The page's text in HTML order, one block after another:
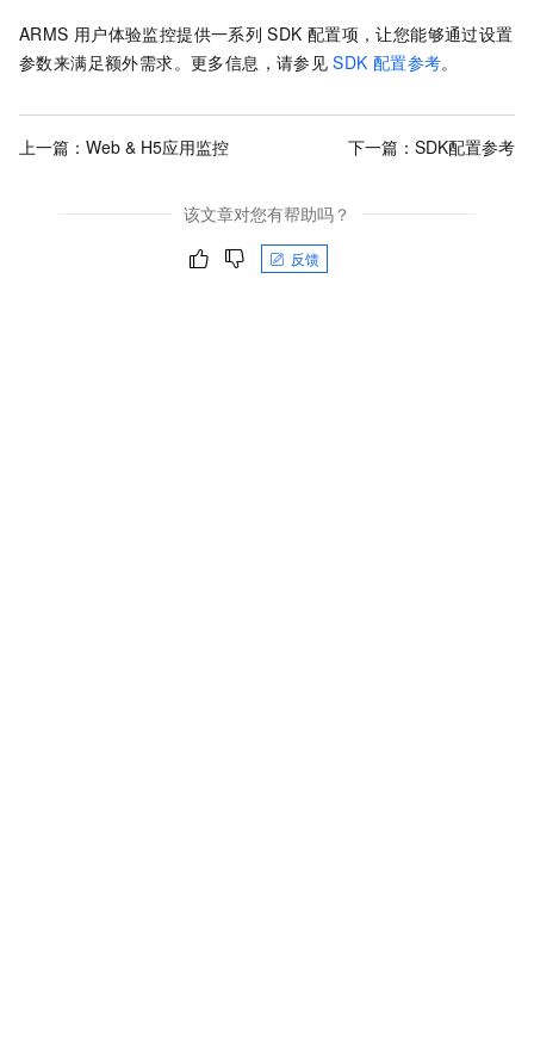
ARMS 用户体验监控提供一系列 SDK 配置项，让您能够通过设置
参数来满足额外需求。更多信息，请参见 SDK 配置参考。
上一篇： Web & H5应用监控 下一篇： SDK配置参考
该文章对您有帮助吗？
反馈